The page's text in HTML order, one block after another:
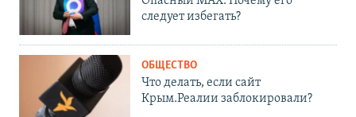
следует избегать?
ОБЩЕСТВО
Что делать, если сайт
Крым.Реалии заблокировали?